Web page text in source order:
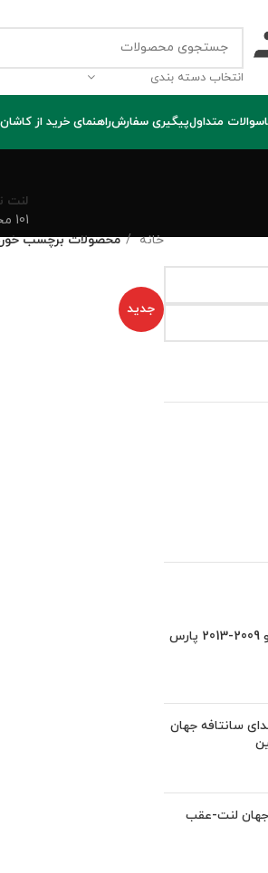
انتخاب دسته بندی
سوالات متداولپیگیری سفارشراهنمای خرید از
لنت
101 محصولات
لنت ترمز عقب سراتو 2009-2013 پارس
سانتافه جهان
جهان لنت-عقب
خانه محصولات برچسب
جدید